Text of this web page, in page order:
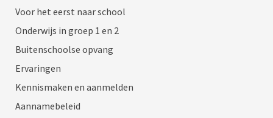
Voor het eerst naar school
Onderwijs in groep 1 en 2
Buitenschoolse opvang
Ervaringen
Kennismaken en aanmelden
Aannamebeleid